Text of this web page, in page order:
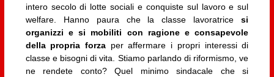
intero secolo di lotte sociali e conquiste sul lavoro e sul
welfare. Hanno paura che la classe lavoratricesi
organizzi e si mobiliti con ragione e consapevole
della propria forza per affermare i propri interessi di
classe e bisogni di vita. Stiamo parlando di riformismo, ve
ne rendete conto? Quel minimo sindacale che si